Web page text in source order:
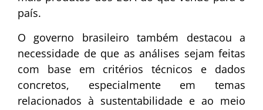
país.
O governo brasileiro também destacou a
necessidade de que as análises sejam feitas
com base em critérios técnicos e dados
concretos, especialmente em temas
relacionados à sustentabilidade e ao meio